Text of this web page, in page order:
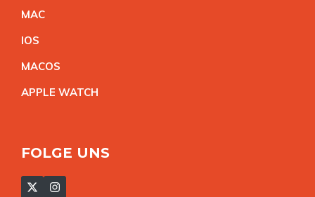
MAC
IOS
MACOS
APPLE WATCH
FOLGE UNS